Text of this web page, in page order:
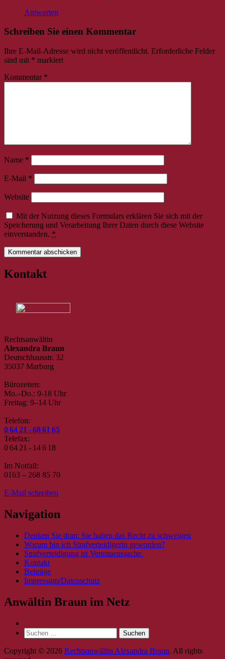
Antworten
Schreiben Sie einen Kommentar
Ihre E-Mail-Adresse wird nicht veröffentlicht. Erforderliche Felder
sind mit * markiert
Kommentar *
Name *
E-Mail *
Website
Mit der Nutzung dieses Formulars erklären Sie sich mit der
Speicherung und Verarbeitung Ihrer Daten durch diese Website
einverstanden. *
Kontakt
Rechtsanwältin
Alexandra Braun
Deutschhausstr. 32
35037 Marburg
Bürozeiten:
Mo.–Do.: 9-18 Uhr
Freitag: 9–14 Uhr
Telefon:
0 64 21 - 68 61 65
Telefax:
0 64 21 - 14 6 18
Im Notfall:
0163 – 268 85 70
E-Mail schreiben
Navigation
Denken Sie dran: Sie haben das Recht zu schweigen
Warum bin ich Strafverteidigerin geworden?
Strafverteidigung ist Vertrauenssache.
Kontakt
Beiträge
Impressum/Datenschutz
Anwältin Braun im Netz
Suche
nach:
Copyright © 2026 Rechtsanwältin Alexandra Braun. All rights